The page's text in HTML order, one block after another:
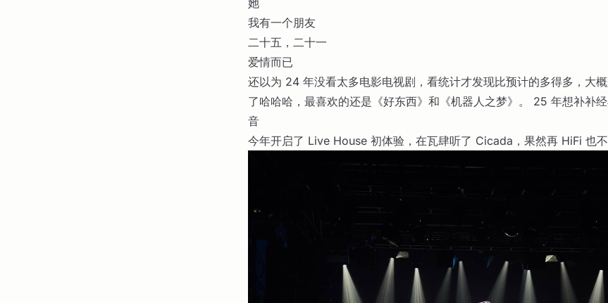
她
我有一个朋友
二十五，二十一
爱情而已
还以为 24 年没看太多电影电视剧，看统计才发现比预计的多得多，大
了哈哈哈，最喜欢的还是《好东西》和《机器人之梦》。 25 年想补补经
音
今年开启了 Live House 初体验，在瓦肆听了 Cicada，果然再 HiFi 也不